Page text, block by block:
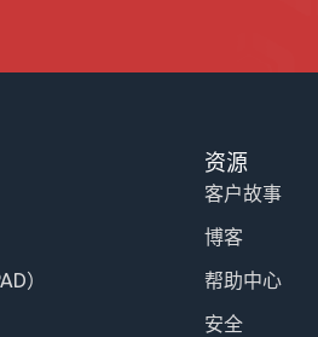
）
资源
客户故事
博客
帮助中心
安全